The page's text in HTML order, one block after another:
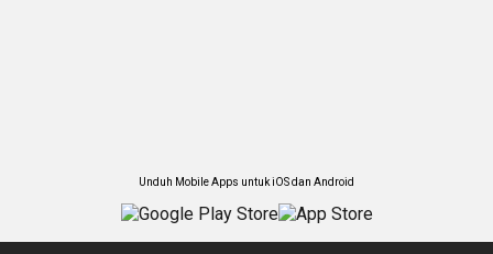
Unduh Mobile Apps untuk iOS dan Android